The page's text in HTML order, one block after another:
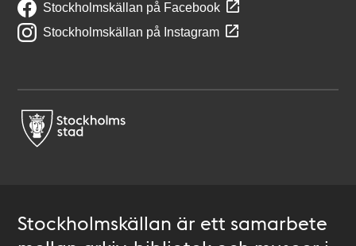
Stockholmskällan på Facebook
Stockholmskällan på Instagram
Stockholmskällan är ett samarbete